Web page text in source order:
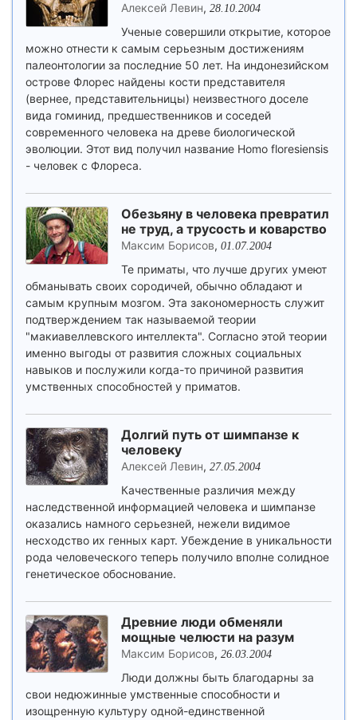
Алексей Левин, 28.10.2004
Ученые совершили открытие, которое
можно отнести к самым серьезным достижениям
палеонтологии за последние 50 лет. На индонезийском
острове Флорес найдены кости представителя
(вернее, представительницы) неизвестного доселе
вида гоминид, предшественников и соседей
современного человека на древе биологической
эволюции. Этот вид получил название Homo floresiensis
- человек с Флореса.
Обезьяну в человека превратил
не труд, а трусость и коварство
Максим Борисов, 01.07.2004
Те приматы, что лучше других умеют
обманывать своих сородичей, обычно обладают и
самым крупным мозгом. Эта закономерность служит
подтверждением так называемой теории
"макиавеллевского интеллекта". Согласно этой теории
именно выгоды от развития сложных социальных
навыков и послужили когда-то причиной развития
умственных способностей у приматов.
Долгий путь от шимпанзе к
человеку
Алексей Левин, 27.05.2004
Качественные различия между
наследственной информацией человека и шимпанзе
оказались намного серьезней, нежели видимое
несходство их генных карт. Убеждение в уникальности
рода человеческого теперь получило вполне солидное
генетическое обоснование.
Древние люди обменяли
мощные челюсти на разум
Максим Борисов, 26.03.2004
Люди должны быть благодарны за
свои недюжинные умственные способности и
изощренную культуру одной-единственной